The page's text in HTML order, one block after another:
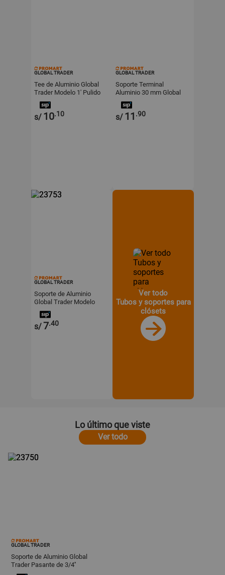
GLOBAL TRADER
Tee de Aluminio Global
Trader Modelo 1' Pulido
Plata
s/ 10.10
GLOBAL TRADER
Soporte Terminal
Aluminio 30 mm Global
Trader Mate
s/ 11 .90
GLOBAL TRADER
Soporte de Aluminio
Global Trader Modelo
Terminal 1' en Plata
s/7.40
Ver todo
Tubos y soportes para
clósets
Lo último que viste
Ver todo
GLOBAL TRADER
Soporte de Aluminio Global
Trader Pasante de 3/4''
Pulido